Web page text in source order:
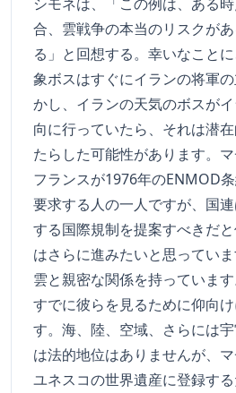
合、雲戦争の本当のリスクが
る」と回想する。幸いなこと
象ボスはすぐにイランの将軍
かし、イランの天気のボスが
向に行っていたら、それは潜
たらした可能性があります。マ
フランスが1976年のENMOD
要求する人の一人ですが、国
する国際規制を提案すべきだ
はさらに進みたいと思っていま
雲と親密な関係を持っていま
すでに彼らを見るために仰向
す。海、陸、空域、さらには
は法的地位はありませんが、
ユネスコの世界遺産に登録す